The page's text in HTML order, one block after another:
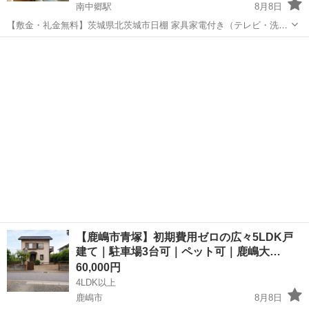
南中郷駅
8月8日
【敷金・礼金無料】茨城県北茨城市日棚 家具家電付き（テレビ・洗濯
機・ihコンロ付き） 戸建賃貸、家賃6.5万円 ジモティー限定㊙️超激安
【鹿嶋市青塚】初期費用ゼロの広々5LDK戸
建て｜駐車場3台可｜ペット可｜鹿嶋大…
60,000円
4LDK以上
鹿嶋市
8月8日